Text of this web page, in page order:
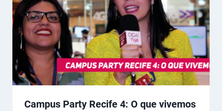
Campus Party Recife 4: O que vivemos